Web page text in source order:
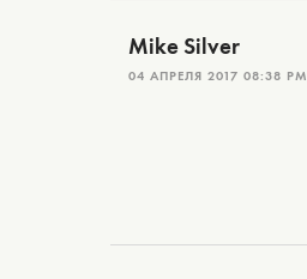
Mike Silver
04 АПРЕЛЯ 2017 08:38 PM